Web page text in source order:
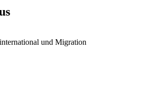
und Migration